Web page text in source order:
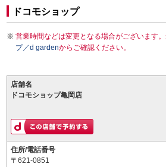
ドコモショップ
営業時間などは変更となる場合がございます
プ／d gardenからご確認ください。
店舗名
ドコモショップ亀岡店
住所/電話番号
〒621-0851